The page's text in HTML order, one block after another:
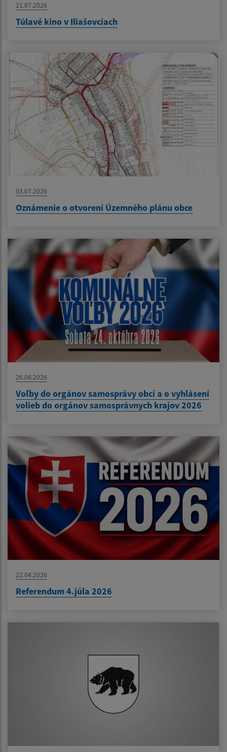
21.07.2026
Túlavé kino v Iliašovciach
03.07.2026
Oznámenie o otvorení Územného plánu obce
26.06.2026
Voľby do orgánov samosprávy obcí a o vyhlásení
volieb do orgánov samosprávnych krajov 2026
22.04.2026
Referendum 4.júla 2026